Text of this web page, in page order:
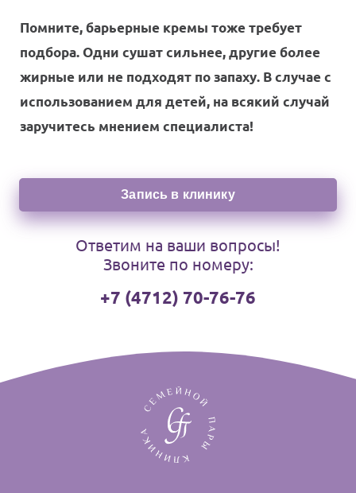
Помните, барьерные кремы тоже требует
подбора. Одни сушат сильнее, другие более
жирные или не подходят по запаху. В случае с
использованием для детей, на всякий случай
заручитесь мнением специалиста!
Запись в клинику
Ответим на ваши вопросы!
Звоните по номеру:
+7 (4712) 70-76-76